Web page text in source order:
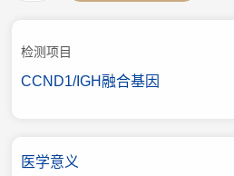
检测项目
CCND1/IGH融合基因
医学意义